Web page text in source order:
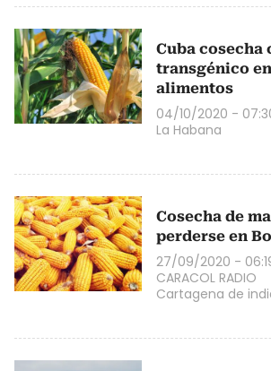
Cuba cosecha
transgénico
alimentos
04/10/2020 -
La Habana
Cosecha de
perderse en
27/09/2020 -
CARACOL RADIO
Cartagena de